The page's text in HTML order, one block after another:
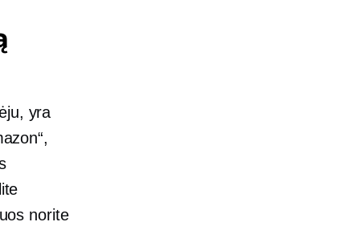
yra
norite